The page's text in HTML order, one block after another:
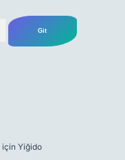
için Yiğido